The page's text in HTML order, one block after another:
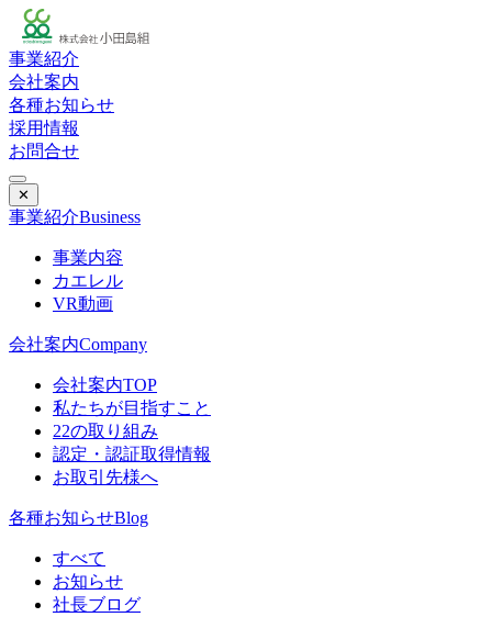
事業紹介
会社案内
各種お知らせ
採用情報
お問合せ
✕
事業紹介Business
事業内容
カエレル
VR動画
会社案内Company
会社案内TOP
私たちが目指すこと
22の取り組み
認定・認証取得情報
お取引先様へ
各種お知らせBlog
すべて
お知らせ
社長ブログ